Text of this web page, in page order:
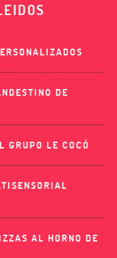
DE
GRUPO LE COCÓ
AL HORNO DE